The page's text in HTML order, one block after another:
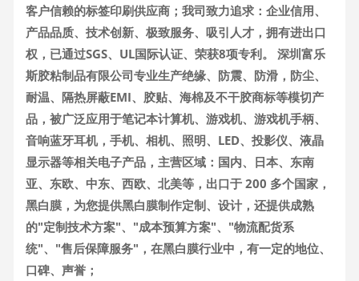
客户信赖的标签印刷供应商；我司致力追求：企业信用、
产品品质、技术创新、极致服务、吸引人才，拥有进出口
权，已通过SGS、UL国际认证、荣获8项专利。 深圳富乐
斯胶粘制品有限公司专业生产绝缘、防震、防滑，防尘、
耐温、隔热屏蔽EMI、胶贴、海棉及不干胶商标等模切产
品，被广泛应用于笔记本计算机、游戏机、游戏机手柄、
音响蓝牙耳机，手机、相机、照明、LED、投影仪、液晶
显示器等相关电子产品，主营区域：国内、日本、东南
亚、东欧、中东、西欧、北美等，出口于 200 多个国家，
黑白膜，为您提供黑白膜制作定制、设计，还提供成熟
的"定制技术方案"、"成本预算方案"、"物流配货系
统"、"售后保障服务"，在黑白膜行业中，有一定的地位、
口碑、声誉；